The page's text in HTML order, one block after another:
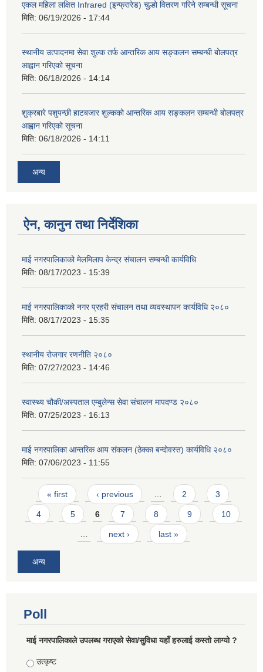
एकल महिला लक्षित Infrared (इन्फ्रारेड) चुल्हो वितरण गरिने सम्बन्धी सूचना
मिति: 06/19/2026 - 17:44
स्थानीय उत्पादनमा सेवा शुल्क तर्फ आन्तरिक आय सङ्कलन सम्बन्धी बोलपत्र
आह्वान गरिएको सूचना
मिति: 06/18/2026 - 14:14
शुक्रबारे पशुपन्छी हाटबजार शुल्कको आन्तरिक आय सङ्कलन सम्बन्धी बोलपत्र
आह्वान गरिएको सूचना
मिति: 06/18/2026 - 14:11
अन्य
ऐन, कानुन तथा निर्देशिका
माई नगरपालिकाको मेलमिलाप केन्द्र संचालन सम्बन्धी कार्यविधि
मिति: 08/17/2023 - 15:39
माई नगरपालिकाको नगर प्रहरी संचालन तथा व्यवस्थापन कार्यविधि २०८०
मिति: 08/17/2023 - 15:35
स्थानीय रोजगार रणनीति २०८०
मिति: 07/27/2023 - 14:46
स्वास्थ्य चौकी/अस्पताल एम्बुलेन्स सेवा संचालन मापदण्ड २०८०
मिति: 07/25/2023 - 16:13
माई नगरपालिका आन्तरिक आय संकलन (ठेक्का बन्दोवस्त) कार्यविधि २०८०
मिति: 07/06/2023 - 11:55
Pages
« first ‹ previous … 2 3
4 5 6 7 8 9 10
… next › last »
अन्य
Poll
माई नगरपालिकाले उपलब्ध गराएको सेवा/सुविधा यहाँ हरुलाई कस्तो लाग्यो ?
Choices
उत्कृष्ट